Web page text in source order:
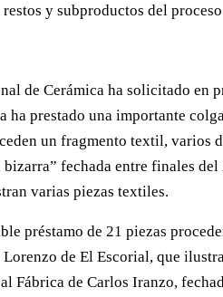
y subproductos del proceso
de Cerámica ha solicitado
ha prestado una importante
un fragmento textil,
bizarra” fechada entre finales
varias piezas textiles.
préstamo de 21 piezas
de El Escorial, que
Fábrica de Carlos Iranzo,